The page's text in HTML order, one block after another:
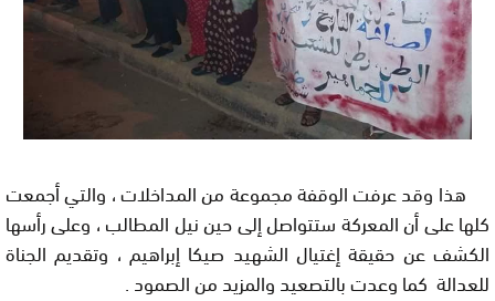
هذا وقد عرفت الوقفة مجموعة من المداخلات ، والتي أجمعت
كلها على أن المعركة ستتواصل إلى حين نيل المطالب ، وعلى رأسها
الكشف عن حقيقة إغتيال الشهيد صيكا إبراهيم ، وتقديم الجناة
للعدالة كما وعدت بالتصعيد والمزيد من الصمود .